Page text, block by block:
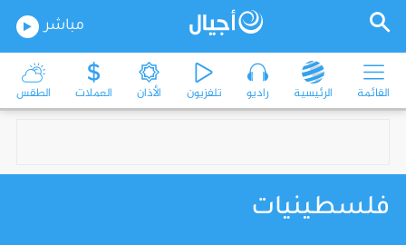
مباشر
القائمة الرئيسية راديو تلفزيون الأذان العملات الطقس
فلسطينيات